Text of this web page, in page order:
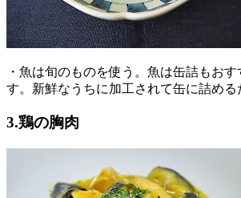
・魚は旬のものを使う。魚は缶詰もお
す。新鮮なうちに加工されて缶に詰め
3.鶏の胸肉